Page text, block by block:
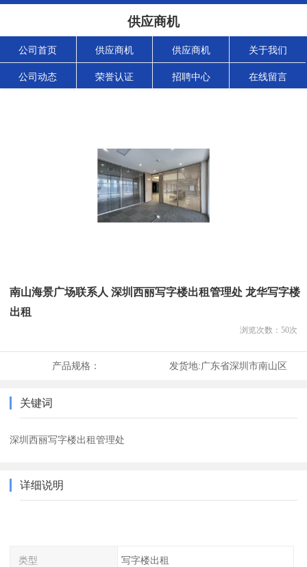
供应商机
公司首页 供应商机 供应商机 关于我们
公司动态 荣誉认证 招聘中心 在线留言
南山海景广场联系人 深圳西丽写字楼出租管理处 龙华写字楼
出租
浏览次数： 50次
产品规格： 发货地:广东省深圳市南山区
关键词
深圳西丽写字楼出租管理处
详细说明
类型 写字楼出租